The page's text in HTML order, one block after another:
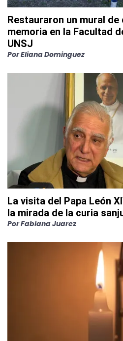
Restauraron un mural
memoria en la Facultad
UNSJ
PorEliana Dominguez
La visita del Papa León
la mirada de la curia
PorFabiana Juarez